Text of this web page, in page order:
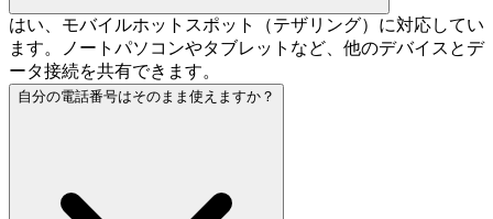
はい、モバイルホットスポット（テザリング）に対応してい
ます。ノートパソコンやタブレットなど、他のデバイスとデ
ータ接続を共有できます。
自分の電話番号はそのまま使えますか？